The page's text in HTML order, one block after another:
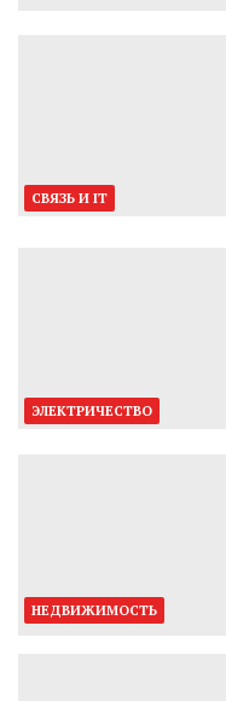
СВЯЗЬ И IT
ЭЛЕКТРИЧЕСТВО
НЕДВИЖИМОСТЬ